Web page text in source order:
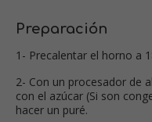
Preparación
1- Precalentar el horno a
2- Con un procesador de
con el azúcar (Si son
hacer un puré.